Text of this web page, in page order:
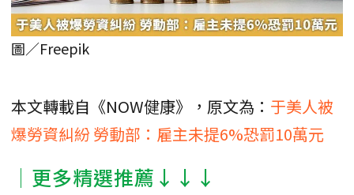
圖／Freepik
本文轉載自《NOW健康》，原文為： 于美人被
爆勞資糾紛 勞動部：雇主未提6%恐罰10萬元
│更多精選推薦↓↓↓